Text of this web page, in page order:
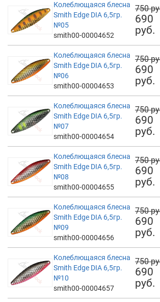
Колеблющаяся блесна
Smith Edge DIA 6,5гр.
№05
smith00-00004652
750
690
руб.
Колеблющаяся блесна
Smith Edge DIA 6,5гр.
№06
smith00-00004653
750
690
руб.
Колеблющаяся блесна
Smith Edge DIA 6,5гр.
№07
smith00-00004654
750
690
руб.
Колеблющаяся блесна
Smith Edge DIA 6,5гр.
№08
smith00-00004655
750
690
руб.
Колеблющаяся блесна
Smith Edge DIA 6,5гр.
№09
smith00-00004656
750
690
руб.
Колеблющаяся блесна
Smith Edge DIA 6,5гр.
№10
smith00-00004657
750
690
руб.